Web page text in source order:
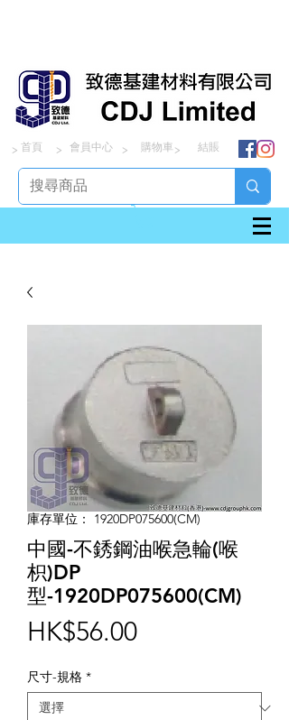
> > > >
首頁 會員中心 購物車 結賬
庫存單位： 1920DP075600(CM)
中國-不銹鋼油喉急輪(喉
枳)DP
型-1920DP075600(CM)
HK$56.00價
尺寸-規格 *